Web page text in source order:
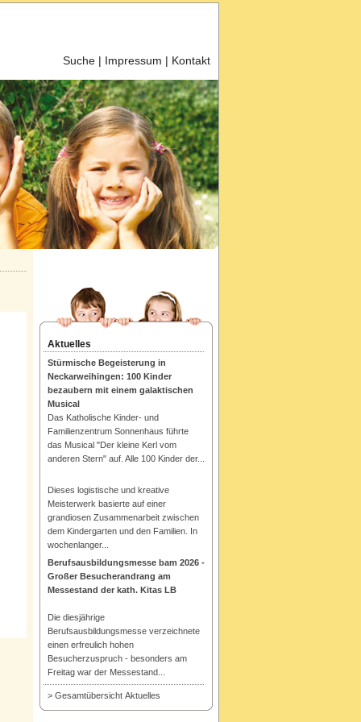
Suche | Impressum | Kontakt
Aktuelles
Stürmische Begeisterung in
Neckarweihingen: 100 Kinder
bezaubern mit einem galaktischen
Musical
Das Katholische Kinder- und
Familienzentrum Sonnenhaus führte
das Musical "Der kleine Kerl vom
anderen Stern" auf. Alle 100 Kinder der...
Dieses logistische und kreative
Meisterwerk basierte auf einer
grandiosen Zusammenarbeit zwischen
dem Kindergarten und den Familien. In
wochenlanger...
Berufsausbildungsmesse bam 2026 -
Großer Besucherandrang am
Messestand der kath. Kitas LB
Die diesjährige
Berufsausbildungsmesse verzeichnete
einen erfreulich hohen
Besucherzuspruch - besonders am
Freitag war der Messestand...
> Gesamtübersicht Aktuelles